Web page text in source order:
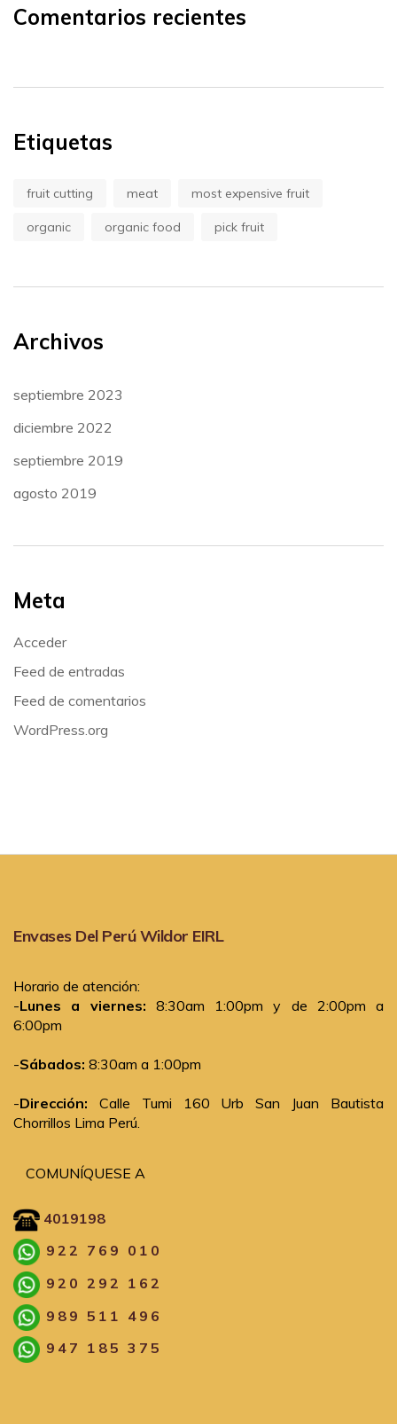
Comentarios recientes
Etiquetas
fruit cutting meat most expensive fruit
organic organic food pick fruit
Archivos
septiembre 2023
diciembre 2022
septiembre 2019
agosto 2019
Meta
Acceder
Feed de entradas
Feed de comentarios
WordPress.org
Envases Del Perú Wildor EIRL
Horario de atención:
-Lunes a viernes: 8:30am 1:00pm y de 2:00pm a
6:00pm
-Sábados: 8:30am a 1:00pm
-Dirección: Calle Tumi 160 Urb San Juan Bautista
Chorrillos Lima Perú.
COMUNÍQUESE A
4019198
922 769 010
920 292 162
989 511 496
947 185 375